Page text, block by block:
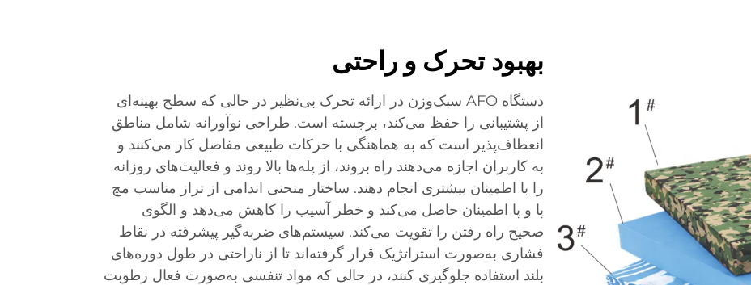
بهبود تحرک و راحتی
دستگاه AFO سبک‌وزن در ارائه تحرک بی‌نظیر در حالی که سطح بهینه‌ای
از پشتیبانی را حفظ می‌کند، برجسته است. طراحی نوآورانه شامل مناطق
انعطاف‌پذیر است که به هماهنگی با حرکات طبیعی مفاصل کار می‌کنند و
به کاربران اجازه می‌دهند راه بروند، از پله‌ها بالا روند و فعالیت‌های روزانه
را با اطمینان بیشتری انجام دهند. ساختار منحنی اندامی از تراز مناسب مچ
پا و پا اطمینان حاصل می‌کند و خطر آسیب را کاهش می‌دهد و الگوی
صحیح راه رفتن را تقویت می‌کند. سیستم‌های ضربه‌گیر پیشرفته در نقاط
فشاری به‌صورت استراتژیک قرار گرفته‌اند تا از ناراحتی در طول دوره‌های
بلند استفاده جلوگیری کنند، در حالی که مواد تنفسی به‌صورت فعال رطوبت